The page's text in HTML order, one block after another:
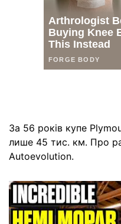
За 56 років купе
лише 45 тис. км. Про
Autoevolution.